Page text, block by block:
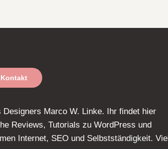
Marco W. Linke. Ihr findet hier
Reviews, Tutorials zu WordPress und
Internet, SEO und Selbstständigkeit. Viel